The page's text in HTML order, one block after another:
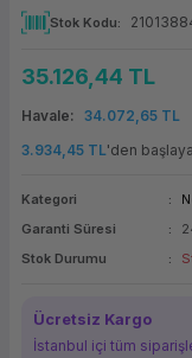
(Firewall)
Bileşenleri
Makinesi
Bağlantı
Yedekleme
PaketiStok Kodu
35.126,44 TL
Havale
34.072,65 TL
3.934,45 TL'den
Kategori
Garanti Süresi
Stok Durumu
Ücretsiz Kargo
İstanbul içi tüm